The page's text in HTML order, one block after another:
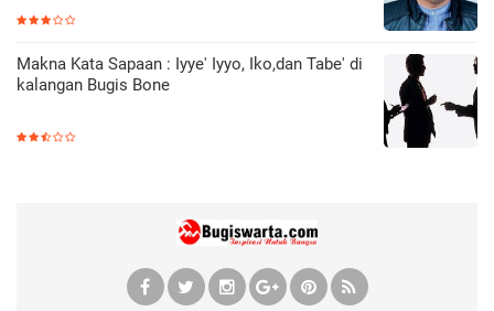
Makna Kata Sapaan : Iyye' Iyyo, Iko,dan Tabe' di
kalangan Bugis Bone